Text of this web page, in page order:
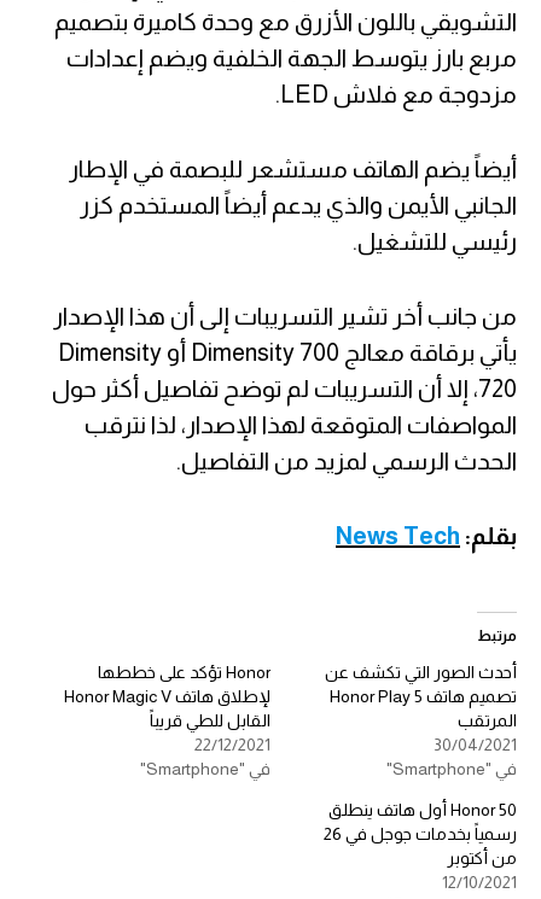
التشويقي باللون الأزرق مع وحدة كاميرة بتصميم
مربع بارز يتوسط الجهة الخلفية ويضم إعدادات
مزدوجة مع فلاش LED.
أيضاً يضم الهاتف مستشعر للبصمة في الإطار
الجانبي الأيمن والذي يدعم أيضاً المستخدم كزر
رئيسي للتشغيل.
من جانب أخر تشير التسريبات إلى أن هذا الإصدار
يأتي برقاقة معالج Dimensity 700 أو Dimensity
720، إلا أن التسريبات لم توضح تفاصيل أكثر حول
المواصفات المتوقعة لهذا الإصدار، لذا نترقب
الحدث الرسمي لمزيد من التفاصيل.
بقلم: News Tech
مرتبط
أحدث الصور التي تكشف عن
تصميم هاتف Honor Play 5
المرتقب
30/04/2021
في "Smartphone"
Honor تؤكد على خططها
لإطلاق هاتف Honor Magic V
القابل للطي قريباً
22/12/2021
في "Smartphone"
Honor 50 أول هاتف ينطلق
رسمياً بخدمات جوجل في 26
من أكتوبر
12/10/2021